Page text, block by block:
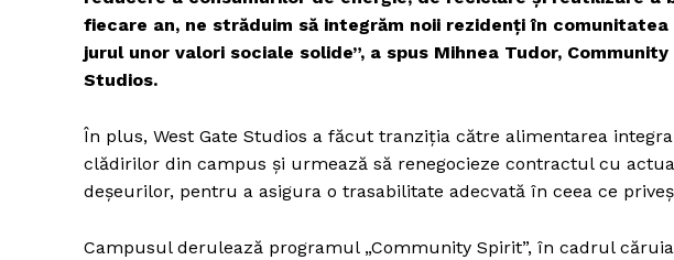
ABONEAZĂ-TE ACUM
fiecare an, ne străduim să integrăm noii rezidenți în
jurul unor valori sociale solide”, a spus Mihnea Tudor,
Studios.
În plus, West Gate Studios a făcut tranziția către alimentarea
clădirilor din campus și urmează să renegocieze contractul cu
deșeurilor, pentru a asigura o trasabilitate adecvată în ceea ce
Campusul derulează programul „Community Spirit”, în cadrul